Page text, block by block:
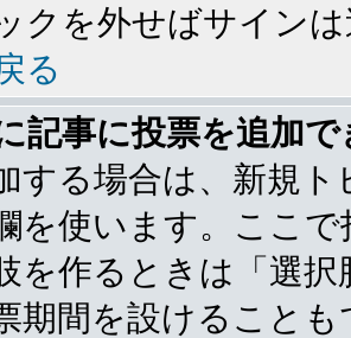
クを外せばサイン
る
記事に投票を追加
する場合は、新規
を使います。ここ
を作るときは「選
期間を設けること